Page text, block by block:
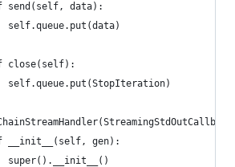
send(self, data):
self.queue.put(data)
close(self):
self.queue.put(StopIteration)
__init__(self, gen):
super().__init__()